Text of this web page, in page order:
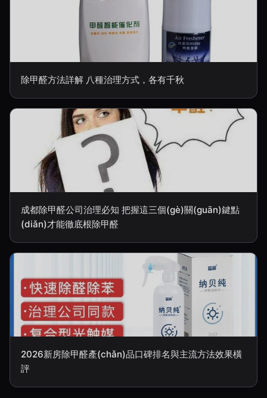
除甲醛方法詳解 八種治理方式，各有千秋
成都除甲醛公司治理必知 把握這三個(gè)關(guān)鍵點
(diǎn)才能徹底根除甲醛
2026新房除甲醛產(chǎn)品口碑排名與主流方法效果橫
評